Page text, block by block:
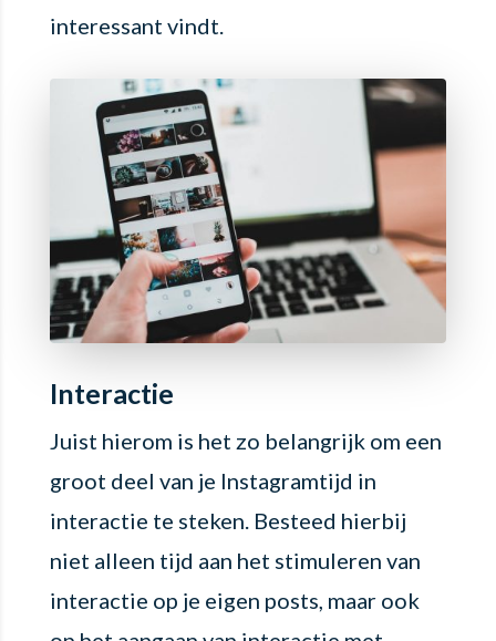
interessant vindt.
Interactie
Juist hierom is het zo belangrijk om een
groot deel van je Instagramtijd in
interactie te steken. Besteed hierbij
niet alleen tijd aan het stimuleren van
interactie op je eigen posts, maar ook